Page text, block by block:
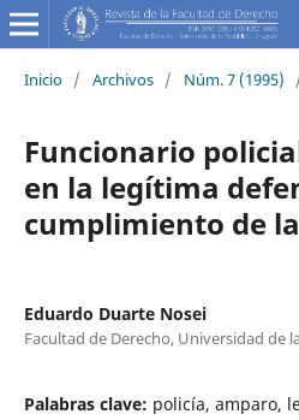
Inicio / Archivos / Núm. 7 (1995)
Funcionario
en la legítima
cumplimiento de
Eduardo Duarte Nosei
Facultad de Derecho, Universidad de
Palabras clave: policía, amparo,